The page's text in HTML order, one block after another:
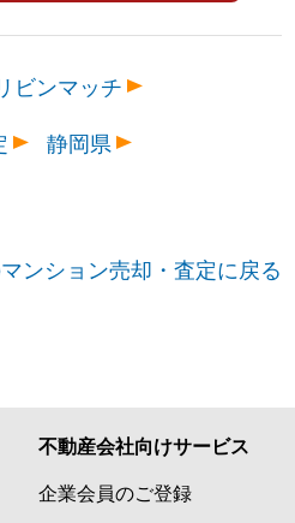
ビンマッチ
静岡県
ンション売却・査定に戻る
不動産会社向けサービス
企業会員のご登録